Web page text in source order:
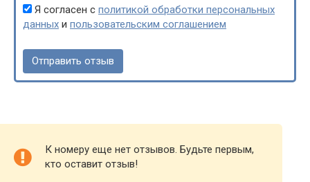
Я согласен с политикой обработки персональных
данных и пользовательским соглашением
К номеру еще нет отзывов. Будьте первым,
кто оставит отзыв!